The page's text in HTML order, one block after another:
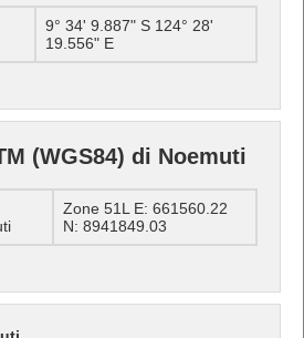
9° 34' 9.887" S 124° 28'
19.556" E
(WGS84) di Noemuti
Zone 51L E: 661560.22
N: 8941849.03